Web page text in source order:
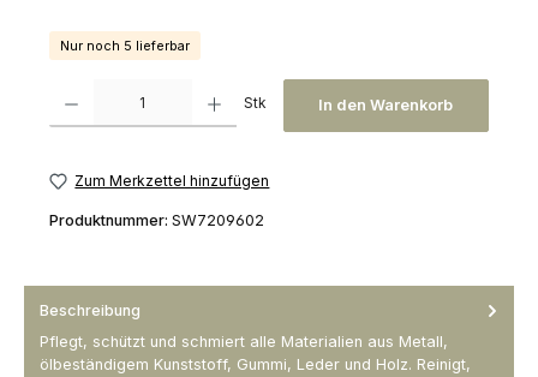
Nur noch 5 lieferbar
Stk In den Warenkorb
Zum Merkzettel hinzufügen
Produktnummer: SW7209602
Beschreibung
Pflegt, schützt und schmiert alle Materialien aus Metall,
ölbeständigem Kunststoff, Gummi, Leder und Holz. Reinigt,